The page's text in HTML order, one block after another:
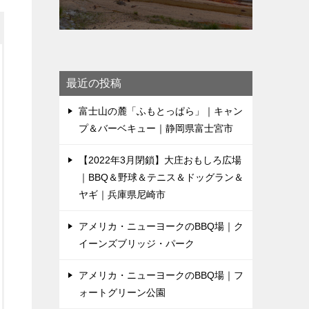
最近の投稿
富士山の麓「ふもとっぱら」｜キャン
プ＆バーベキュー｜静岡県富士宮市
【2022年3月閉鎖】大庄おもしろ広場
｜BBQ＆野球＆テニス＆ドッグラン＆
ヤギ｜兵庫県尼崎市
アメリカ・ニューヨークのBBQ場｜ク
イーンズブリッジ・パーク
アメリカ・ニューヨークのBBQ場｜フ
ォートグリーン公園